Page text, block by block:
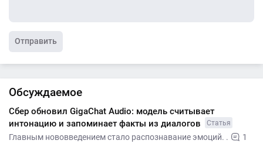
Отправить
Обсуждаемое
Сбер обновил GigaChat Audio: модель считывает
интонацию и запоминает факты из диалогов
Статья
Главным нововведением стало распознавание эмоций. . 1